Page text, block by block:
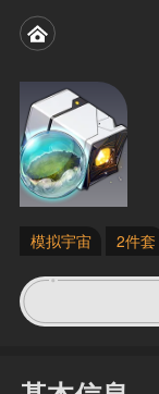
模拟宇宙 2件套